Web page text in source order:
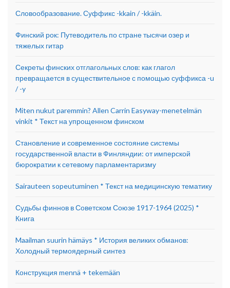
Словообразование. Суффикс -kkain / -kkäin.
Финский рок: Путеводитель по стране тысячи озер и
тяжелых гитар
Секреты финских отглагольных слов: как глагол
превращается в существительное с помощью суффикса -u
/ -y
Miten nukut paremmin? Allen Carrin Easyway-menetelmän
vinkit * Текст на упрощенном финском
Становление и современное состояние системы
государственной власти в Финляндии: от имперской
бюрократии к сетевому парламентаризму
Sairauteen sopeutuminen * Текст на медицинскую тематику
Судьбы финнов в Советском Союзе 1917-1964 (2025) *
Книга
Maailman suurin hämäys * История великих обманов:
Холодный термоядерный синтез
Конструкция mennä + tekemään